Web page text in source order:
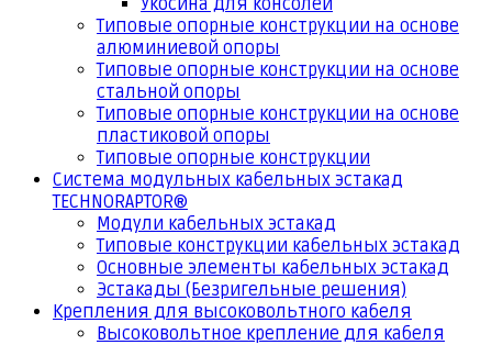
Укосина для консолей
Типовые опорные конструкции на основе
алюминиевой опоры
Типовые опорные конструкции на основе
стальной опоры
Типовые опорные конструкции на основе
пластиковой опоры
Типовые опорные конструкции
Система модульных кабельных эстакад
TECHNORAPTOR®
Модули кабельных эстакад
Типовые конструкции кабельных эстакад
Основные элементы кабельных эстакад
Эстакады (Безригельные решения)
Крепления для высоковольтного кабеля
Высоковольтное крепление для кабеля